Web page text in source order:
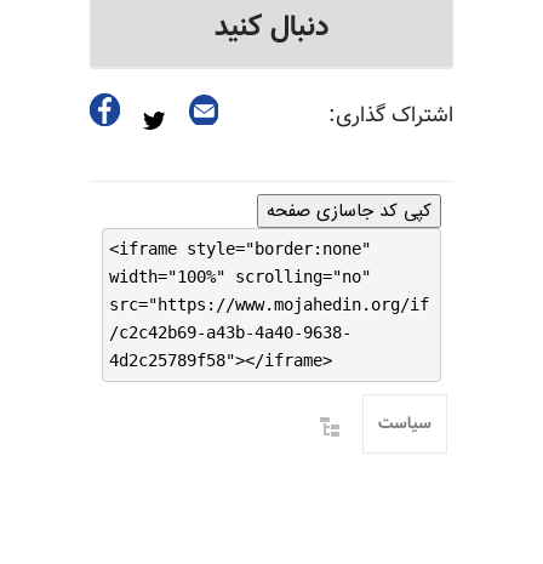
دنبال کنید
اشتراک گذاری:
کپی کد جاسازی صفحه
<iframe style="border:none"
width="100%" scrolling="no"
src="https://www.mojahedin.org/if
/c2c42b69-a43b-4a40-9638-
4d2c25789f58"></iframe>
سیاست